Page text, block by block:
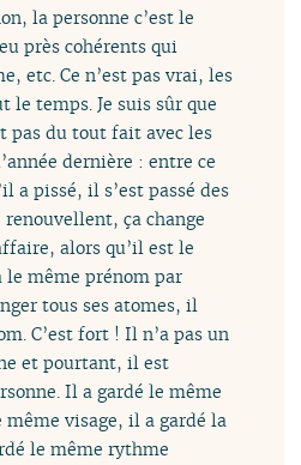
la personne c’est le
près cohérents qui
etc. Ce n’est pas vrai, les
le temps. Je suis sûr que
pas du tout fait avec les
dernière : entre ce
a pissé, il s’est passé des
ça change
alors qu’il est le
même prénom par
tous ses atomes, il
C’est fort ! Il n’a pas un
et pourtant, il est
Il a gardé le même
visage, il a gardé la
le même rythme